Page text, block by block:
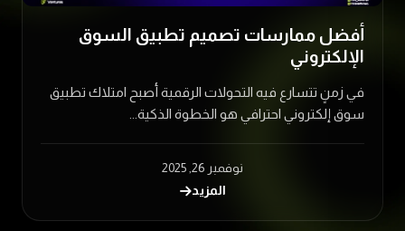
أفضل ممارسات تصميم تطبيق السوق
الإلكتروني
في زمنٍ تتسارع فيه التحولات الرقمية أصبح امتلاك تطبيق
سوق إلكتروني احترافي هو الخطوة الذكية...
نوفمبر 26, 2025
المزيد